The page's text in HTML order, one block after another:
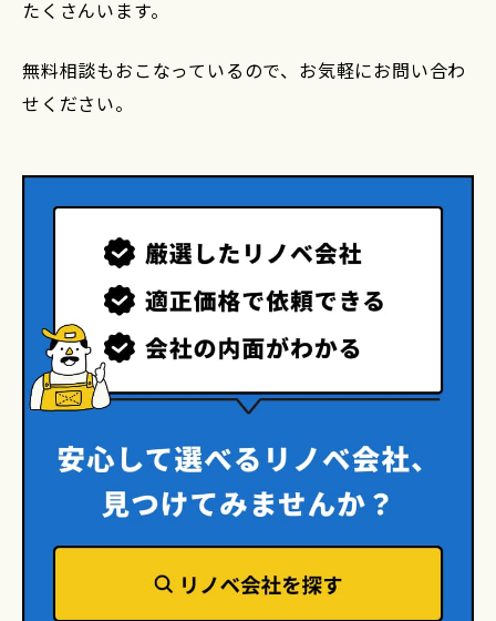
たくさんいます。
無料相談もおこなっているので、お気軽にお問い合わ
せください。